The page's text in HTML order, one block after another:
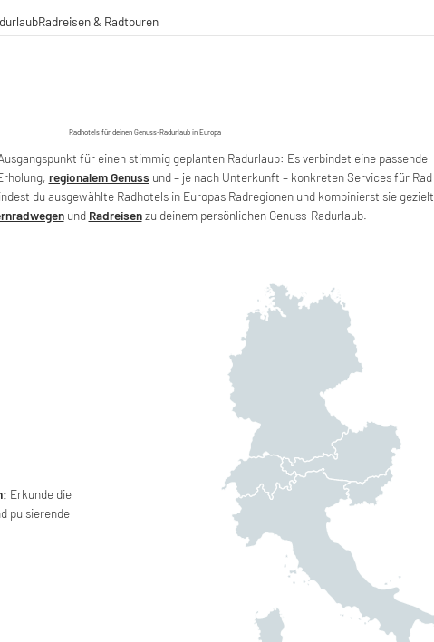
Radreisen & Radtouren
Radhotels für deinen Genuss-Radurlaub in Europa
für einen stimmig geplanten Radurlaub: Es verbindet eine passende
regionalem Genuss und – je nach Unterkunft – konkreten Services für Rad
du ausgewählte Radhotels in Europas Radregionen und kombinierst sie gezielt
und Radreisenzu deinem persönlichen Genuss-Radurlaub.
Erkunde die
pulsierende